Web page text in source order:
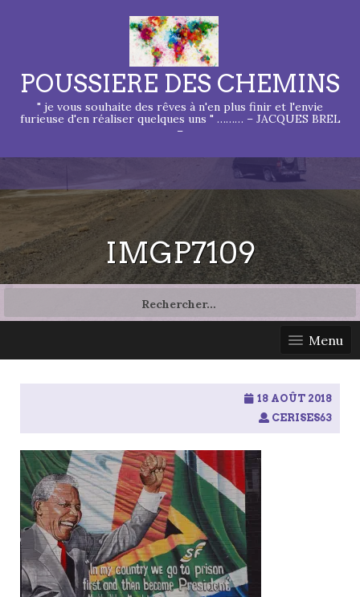
POUSSIERE DES CHEMINS
" je vous souhaite des rêves à n'en plus finir et l'envie
furieuse d'en réaliser quelques uns " ……… – JACQUES BREL
–
IMGP7109
Menu
18 AOÛT 2018
CERISES63